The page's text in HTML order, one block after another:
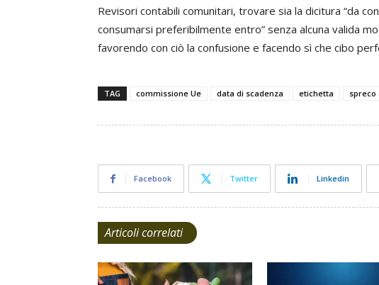
Revisori contabili comunitari, trovare sia la dicitura “da
consumarsi preferibilmente entro” senza alcuna valida
favorendo con ciò la confusione e facendo sì che cibo
TAG commissione Ue data di scadenza etichetta
Facebook Twitter Linkedin
Articoli correlati